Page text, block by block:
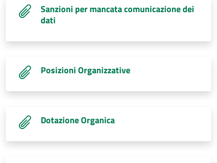
Sanzioni per mancata comunicazione dei
dati
Posizioni Organizzative
Dotazione Organica